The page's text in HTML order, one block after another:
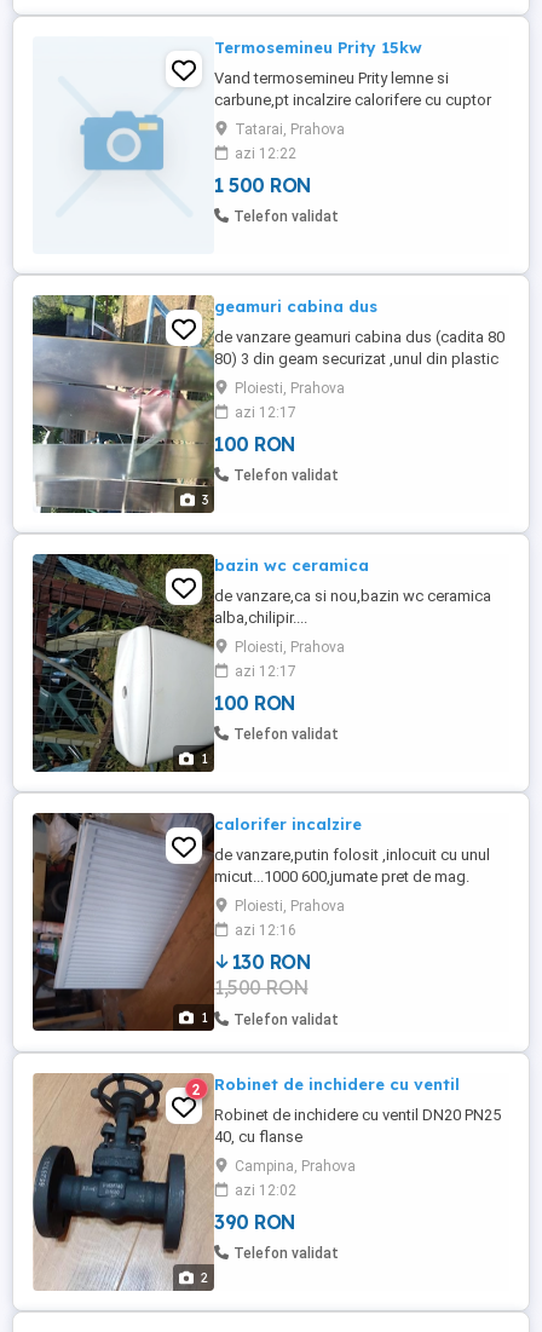
Termosemineu Prity 15kw
Vand termosemineu Prity lemne si
carbune,pt incalzire calorifere cu cuptor
cu geam termic pt 110 mp ( 260
mc),greutate 136 kg impreuna cu pompa
de recirculare si vas de expansiune.
Tatarai, Prahova
azi 12:22
1 500 RON
Telefon validat
3
geamuri cabina dus
de vanzare geamuri cabina dus (cadita 80
80) 3 din geam securizat ,unul din plastic
(conf poze) ,175 35 0,4,fara
..accesorii,toate 4...100 lei
Ploiesti, Prahova
azi 12:17
100 RON
Telefon validat
1
bazin wc ceramica
de vanzare,ca si nou,bazin wc ceramica
alba,chilipir....
Ploiesti, Prahova
azi 12:17
100 RON
Telefon validat
1
calorifer incalzire
de vanzare,putin folosit ,inlocuit cu unul
micut...1000 600,jumate pret de mag.
Ploiesti, Prahova
azi 12:16
130 RON
1,500 RON
Telefon validat
2
2 Robinet de inchidere cu ventil
Robinet de inchidere cu ventil DN20 PN25
40, cu flanse
Campina, Prahova
azi 12:02
390 RON
Telefon validat